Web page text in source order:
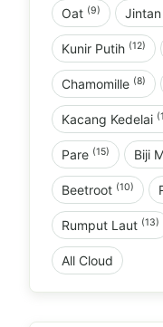
Oat (9)
Kunir Putih (12)
Chamomille (8)
Kacang Kedelai
Pare (15) Biji
Beetroot (10)
Rumput Laut (13)
All Cloud